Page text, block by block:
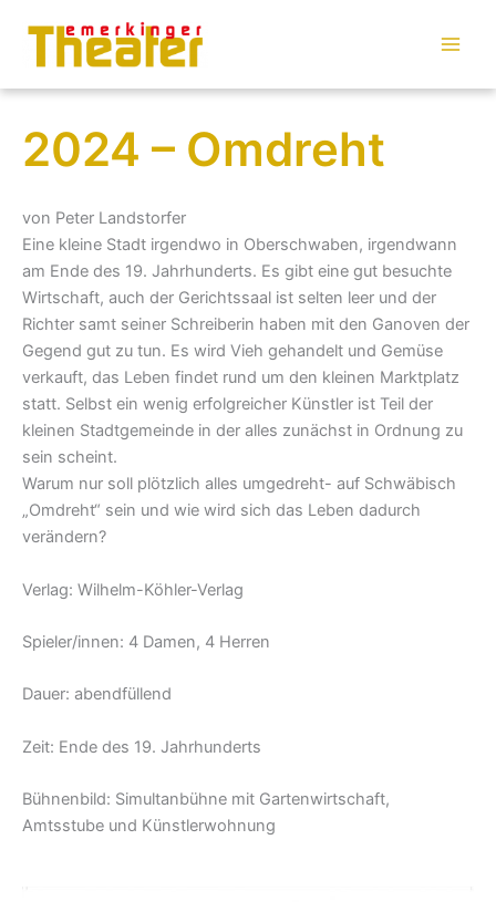
Inhalt
springen
2024 – Omdreht
von Peter Landstorfer
Eine kleine Stadt irgendwo in Oberschwaben, irgendwann
am Ende des 19. Jahrhunderts. Es gibt eine gut besuchte
Wirtschaft, auch der Gerichtssaal ist selten leer und der
Richter samt seiner Schreiberin haben mit den Ganoven der
Gegend gut zu tun. Es wird Vieh gehandelt und Gemüse
verkauft, das Leben findet rund um den kleinen Marktplatz
statt. Selbst ein wenig erfolgreicher Künstler ist Teil der
kleinen Stadtgemeinde in der alles zunächst in Ordnung zu
sein scheint.
Warum nur soll plötzlich alles umgedreht- auf Schwäbisch
„Omdreht“ sein und wie wird sich das Leben dadurch
verändern?
Verlag: Wilhelm-Köhler-Verlag
Spieler/innen: 4 Damen, 4 Herren
Dauer: abendfüllend
Zeit: Ende des 19. Jahrhunderts
Bühnenbild: Simultanbühne mit Gartenwirtschaft,
Amtsstube und Künstlerwohnung